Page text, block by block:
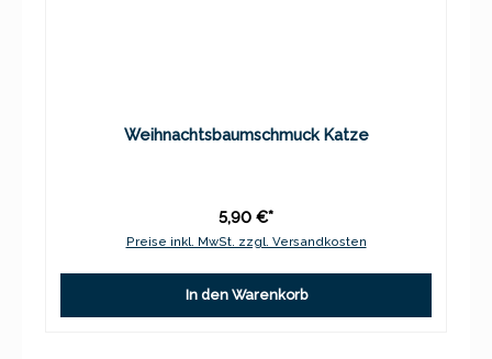
Weihnachtsbaumschmuck Katze
5,90 €*
Preise inkl. MwSt. zzgl. Versandkosten
In den Warenkorb